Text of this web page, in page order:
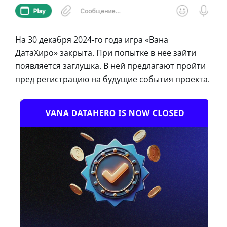
На 30 декабря 2024-го года игра «Вана
ДатаХиро» закрыта. При попытке в нее зайти
появляется заглушка. В ней предлагают пройти
пред регистрацию на будущие события проекта.